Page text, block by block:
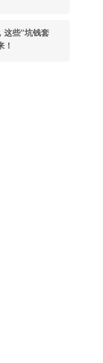
这些“坑钱套
！